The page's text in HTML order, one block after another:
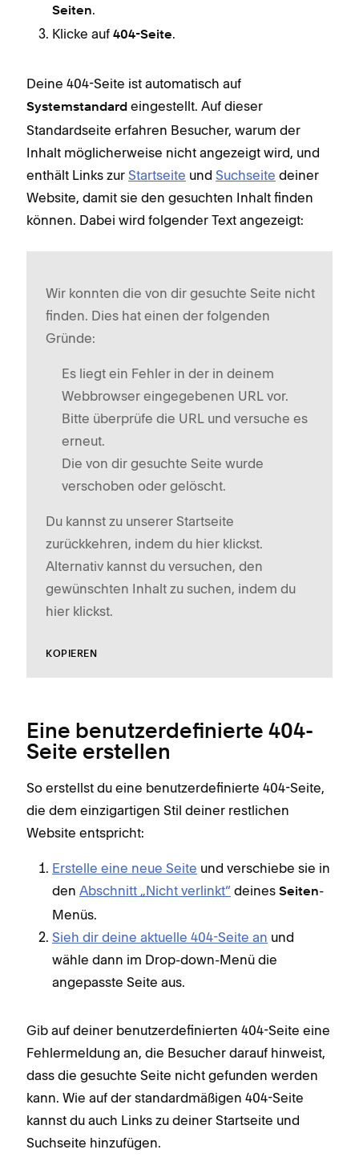
Seiten.
Klicke auf 404-Seite.
Deine 404-Seite ist automatisch auf
Systemstandard eingestellt. Auf dieser
Standardseite erfahren Besucher, warum der
Inhalt möglicherweise nicht angezeigt wird, und
enthält Links zur Startseite und Suchseite deiner
Website, damit sie den gesuchten Inhalt finden
können. Dabei wird folgender Text angezeigt:
Wir konnten die von dir gesuchte Seite nicht
finden. Dies hat einen der folgenden
Gründe:
Es liegt ein Fehler in der in deinem
Webbrowser eingegebenen URL vor.
Bitte überprüfe die URL und versuche es
erneut.
Die von dir gesuchte Seite wurde
verschoben oder gelöscht.
Du kannst zu unserer Startseite
zurückkehren, indem du hier klickst.
Alternativ kannst du versuchen, den
gewünschten Inhalt zu suchen, indem du
hier klickst.
KOPIEREN
Eine benutzerdefinierte 404-
Seite erstellen
So erstellst du eine benutzerdefinierte 404-Seite,
die dem einzigartigen Stil deiner restlichen
Website entspricht:
Erstelle eine neue Seite und verschiebe sie in
den Abschnitt „Nicht verlinkt“ deines Seiten-
Menüs.
Sieh dir deine aktuelle 404-Seite an und
wähle dann im Drop-down-Menü die
angepasste Seite aus.
Gib auf deiner benutzerdefinierten 404-Seite eine
Fehlermeldung an, die Besucher darauf hinweist,
dass die gesuchte Seite nicht gefunden werden
kann. Wie auf der standardmäßigen 404-Seite
kannst du auch Links zu deiner Startseite und
Suchseite hinzufügen.